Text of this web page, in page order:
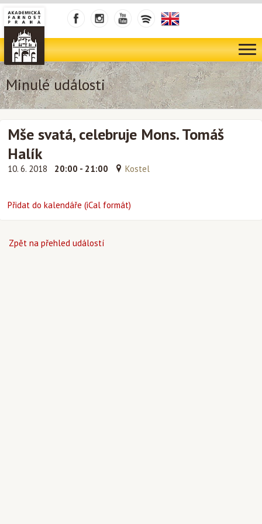
Minulé události
Mše svatá, celebruje Mons. Tomáš
Halík
10. 6. 2018 20:00 - 21:00 Kostel
Přidat do kalendáře (iCal formát)
Zpět na přehled událostí